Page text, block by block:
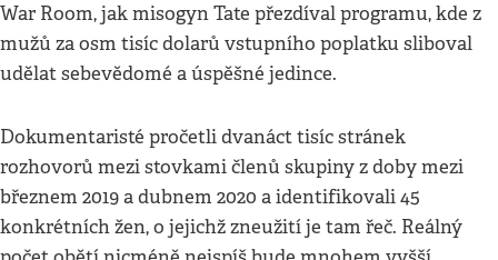
War Room, jak misogyn Tate přezdíval programu, kde z
mužů za osm tisíc dolarů vstupního poplatku sliboval
udělat sebevědomé a úspěšné jedince.
Dokumentaristé pročetli dvanáct tisíc stránek
rozhovorů mezi stovkami členů skupiny z doby mezi
březnem 2019 a dubnem 2020 a identifikovali 45
konkrétních žen, o jejichž zneužití je tam řeč. Reálný